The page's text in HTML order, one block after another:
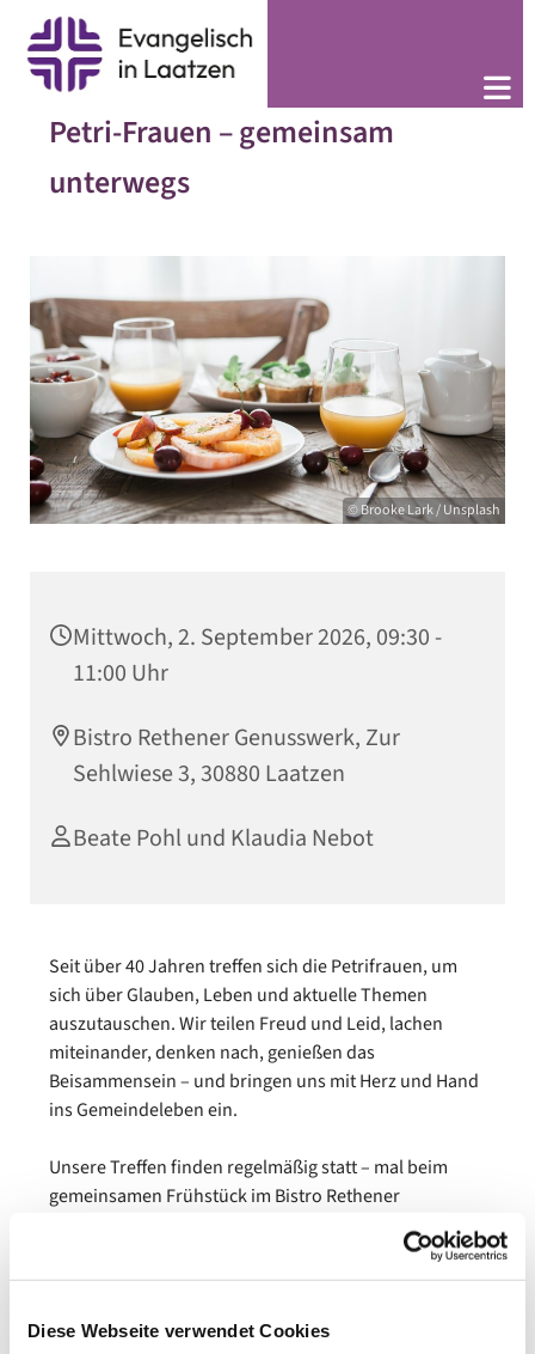
Diese Webseite verwendet Cookies
Petri-Frauen – gemeinsam
unterwegs
© Brooke Lark / Unsplash
Mittwoch, 2. September 2026, 09:30 -
11:00 Uhr
Bistro Rethener Genusswerk, Zur
Sehlwiese 3, 30880 Laatzen
Beate Pohl und Klaudia Nebot
Seit über 40 Jahren treffen sich die Petrifrauen, um
sich über Glauben, Leben und aktuelle Themen
auszutauschen. Wir teilen Freud und Leid, lachen
miteinander, denken nach, genießen das
Beisammensein – und bringen uns mit Herz und Hand
ins Gemeindeleben ein.
Unsere Treffen finden regelmäßig statt – mal beim
gemeinsamen Frühstück im Bistro Rethener
Genusswerk, mal als Hauskreis in den Wohnzimmern
unserer Gruppe: Es ist immer herzlich, offen und
lebendig.
Sie möchten dabei sein?